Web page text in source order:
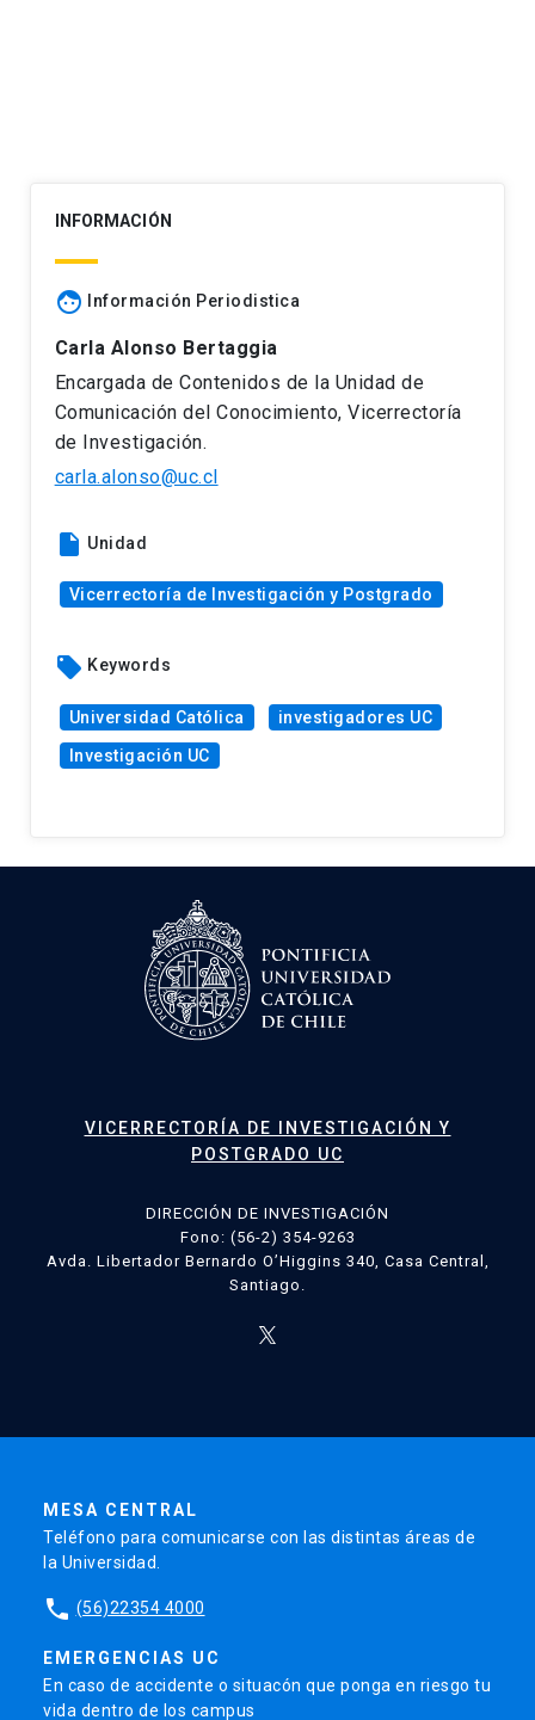
INFORMACIÓN
face Información Periodistica
Carla Alonso Bertaggia
Encargada de Contenidos de la Unidad de
Comunicación del Conocimiento, Vicerrectoría
de Investigación.
carla.alonso@uc.cl
insert_drive_file Unidad
Vicerrectoría de Investigación y Postgrado
local_offer Keywords
Universidad Católica
investigadores UC
Investigación UC
VICERRECTORÍA DE INVESTIGACIÓN Y
POSTGRADO UC
DIRECCIÓN DE INVESTIGACIÓN
Fono: (56-2) 354-9263
Avda. Libertador Bernardo O’Higgins 340, Casa Central,
Santiago.
MESA CENTRAL
Teléfono para comunicarse con las distintas áreas de
la Universidad.
phone (56)22354 4000
EMERGENCIAS UC
En caso de accidente o situacón que ponga en riesgo tu
vida dentro de los campus